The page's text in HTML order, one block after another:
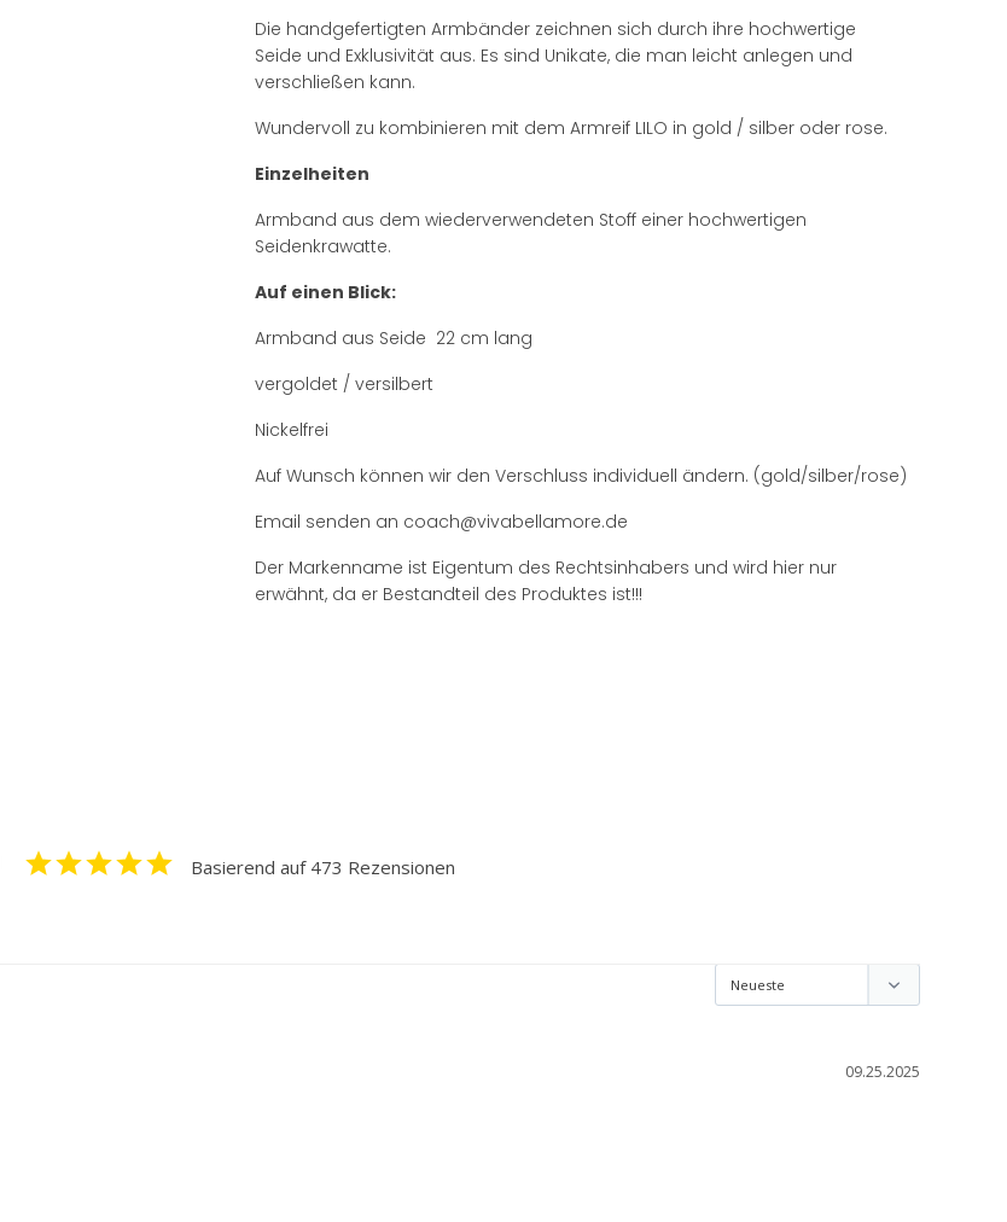
Die handgefertigten Armbänder zeichnen sich durch ihre hochwertige
Seide und Exklusivität aus. Es sind Unikate, die man leicht anlegen und
verschließen kann.
Wundervoll zu kombinieren mit dem Armreif LILO in gold / silber oder rose.
Einzelheiten
Armband aus dem wiederverwendeten Stoff einer hochwertigen
Seidenkrawatte.
Auf einen Blick:
Armband aus Seide 22 cm lang
vergoldet / versilbert
Nickelfrei
Auf Wunsch können wir den Verschluss individuell ändern. (gold/silber/rose)
Email senden an coach@vivabellamore.de
Der Markenname ist Eigentum des Rechtsinhabers und wird hier nur
erwähnt, da er Bestandteil des Produktes ist!!!
Basierend auf 473 Rezensionen
09.25.2025